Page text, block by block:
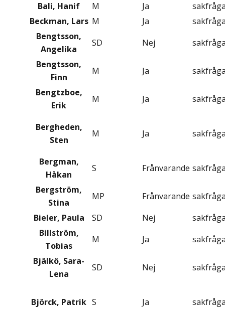
Bali, Hanif
M Ja
Beckman, Lars M Ja
Bengtsson,
Angelika
SD Nej
Bengtsson,
Finn
M Ja
Bengtzboe,
Erik
M Ja
Bergheden,
Sten
M Ja
Bergman,
Håkan
S Frånvarande
Bergström,
Stina
MP Frånvarande
Bieler, Paula
SD Nej
Billström,
Tobias
M Ja
Bjälkö, Sara-
Lena
SD Nej
Björck, Patrik S Ja